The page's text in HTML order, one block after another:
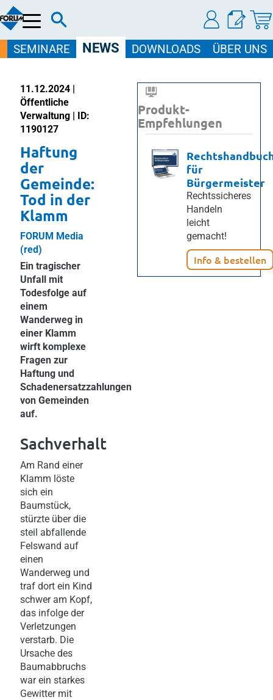
Menü
SEMINARE NEWS DOWNLOADS ÜBER UNS
11.12.2024 |
Öffentliche
Verwaltung | ID:
1190127
Haftung
der
Gemeinde:
Tod in der
Klamm
FORUM Media
(red)
Ein tragischer
Unfall mit
Todesfolge auf
einem
Wanderweg in
einer Klamm
wirft komplexe
Fragen zur
Haftung und
Schadenersatzzahlungen
von Gemeinden
auf.
Sachverhalt
Am Rand einer
Klamm löste
sich ein
Baumstück,
stürzte über die
steil abfallende
Felswand auf
einen
Wanderweg und
traf dort ein Kind
schwer am Kopf,
das infolge der
Verletzungen
verstarb. Die
Ursache des
Baumabbruchs
war ein starkes
Gewitter mit
Produkt-
Empfehlungen
für
Bürgermeister
Rechtssicheres
Handeln
leicht
gemacht!
Info & bestellen